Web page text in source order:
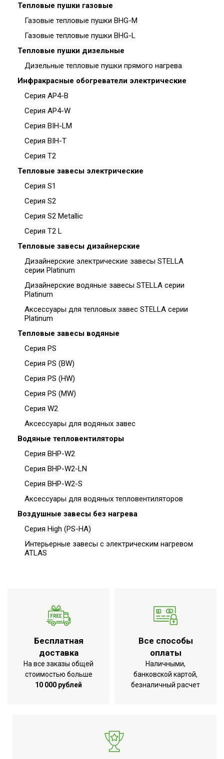
Тепловые пушки газовые
Газовые тепловые пушки BHG-M
Газовые тепловые пушки BHG-L
Тепловые пушки дизельные
Дизельные тепловые пушки прямого нагрева
Инфракрасные обогреватели электрические
Серия AP4-B
Серия AP4-W
Серия BIH-LM
Серия BIH-T
Серия T2
Тепловые завесы электрические
Серия S1
Серия S2
Серия S2 Metallic
Серия T2 L
Тепловые завесы дизайнерские
Дизайнерские электрические завесы STELLA
серии Platinum
Дизайнерские водяные завесы STELLA серии
Platinum
Аксессуары для тепловых завес STELLA серии
Platinum
Тепловые завесы водяные
Серия PS
Серия PS (BW)
Серия PS (HW)
Серия PS (MW)
Серия W2
Аксессуары для водяных завес
Водяные тепловентиляторы
Серия BHP-W2
Серия BHP-W2-LN
Серия BHP-W2-S
Аксессуары для водяных тепловентиляторов
Воздушные завесы без нагрева
Серия High (PS-HA)
Интерьерные завесы c электрическим нагревом
ATLAS
Бесплатная
доставка
На все заказы общей
стоимостью больше
10 000 рублей
Все способы
оплаты
Наличными,
банковской картой,
безналичный расчет